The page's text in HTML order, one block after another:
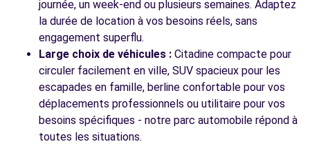
journée, un week-end ou plusieurs semaines. Adaptez
la durée de location à vos besoins réels, sans
engagement superflu.
Large choix de véhicules : Citadine compacte pour
circuler facilement en ville, SUV spacieux pour les
escapades en famille, berline confortable pour vos
déplacements professionnels ou utilitaire pour vos
besoins spécifiques - notre parc automobile répond à
toutes les situations.